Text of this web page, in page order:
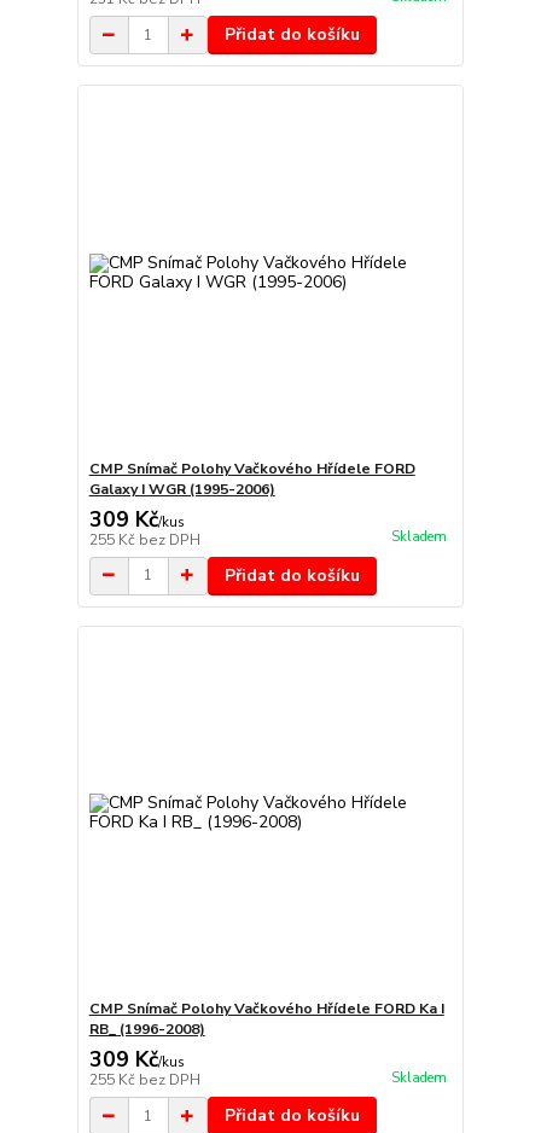
Přidat do košíku
CMP Snímač Polohy Vačkového Hřídele FORD
Galaxy I WGR (1995-2006)
309 Kč/kus
255 Kč bez DPH Skladem
Přidat do košíku
CMP Snímač Polohy Vačkového Hřídele FORD Ka I
RB_ (1996-2008)
309 Kč/kus
255 Kč bez DPH Skladem
Přidat do košíku